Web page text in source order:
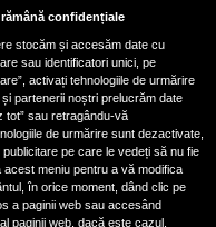
de cea mai virală
Fața ei este un
Uite cum arată la
cu fiul lui
după ce și-a pierdut
din L.A. „Mi se
confidențiale
stocăm și accesăm date cu
sau identificatori unici, pe
activați tehnologiile de urmărire
partenerii noștri prelucrăm date
tot” sau retragându-vă
de urmărire sunt dezactivate,
pe care le vedeți să nu fie
meniu pentru a vă modifica
în orice moment, dând clic pe
a paginii web sau accesând
paginii web, dacă este cazul.